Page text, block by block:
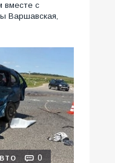
вместе с
Варшавская,
0